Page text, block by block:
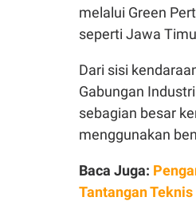
melalui Green
seperti Jawa
Dari sisi
Gabungan
sebagian besar
menggunakan
Baca Juga:
Tantangan